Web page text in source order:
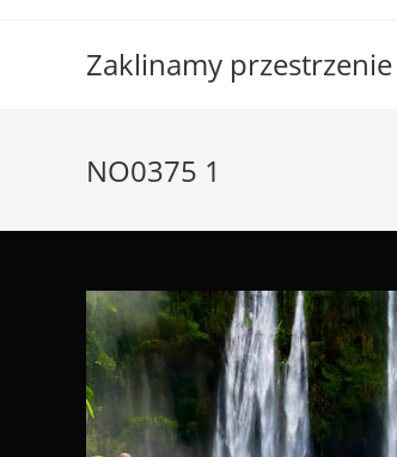
Zaklinamy przestrzenie
NO0375 1